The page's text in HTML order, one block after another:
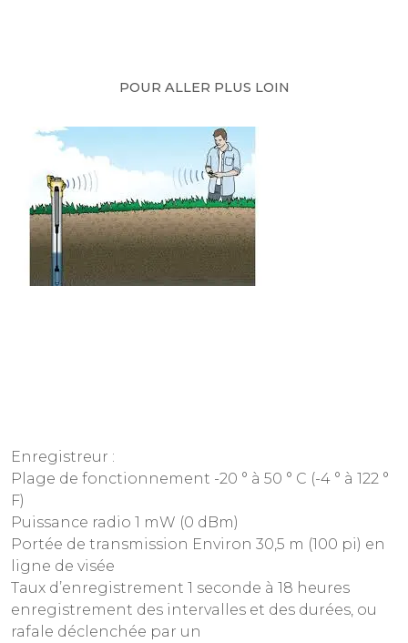
POUR ALLER PLUS LOIN
Enregistreur :
Plage de fonctionnement -20 ° à 50 ° C (-4 ° à 122 °
F)
Puissance radio 1 mW (0 dBm)
Portée de transmission Environ 30,5 m (100 pi) en
ligne de visée
Taux d’enregistrement 1 seconde à 18 heures
enregistrement des intervalles et des durées, ou
rafale déclenchée par un